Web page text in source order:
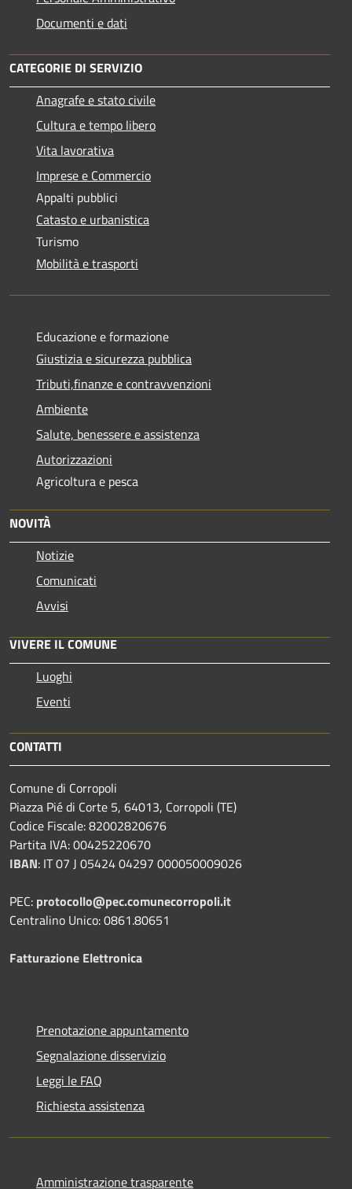
Documenti e dati
CATEGORIE DI SERVIZIO
Anagrafe e stato civile
Cultura e tempo libero
Vita lavorativa
Imprese e Commercio
Appalti pubblici
Catasto e urbanistica
Turismo
Mobilità e trasporti
Educazione e formazione
Giustizia e sicurezza pubblica
Tributi,finanze e contravvenzioni
Ambiente
Salute, benessere e assistenza
Autorizzazioni
Agricoltura e pesca
NOVITÀ
Notizie
Comunicati
Avvisi
VIVERE IL COMUNE
Luoghi
Eventi
CONTATTI
Comune di Corropoli
Piazza Pié di Corte 5, 64013, Corropoli (TE)
Codice Fiscale: 82002820676
Partita IVA: 00425220670
IBAN: IT 07 J 05424 04297 000050009026
PEC: protocollo@pec.comunecorropoli.it
Centralino Unico: 0861.80651
Fatturazione Elettronica
Prenotazione appuntamento
Segnalazione disservizio
Leggi le FAQ
Richiesta assistenza
Amministrazione trasparente